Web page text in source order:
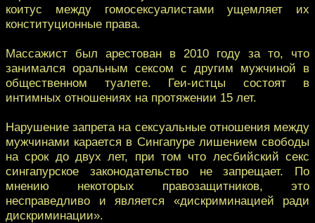
коитус между гомосексуалистами ущемляет их
конституционные права.
Массажист был арестован в 2010 году за то, что
занимался оральным сексом с другим мужчиной в
общественном туалете. Геи-истцы состоят в
интимных отношениях на протяжении 15 лет.
Нарушение запрета на сексуальные отношения между
мужчинами карается в Сингапуре лишением свободы
на срок до двух лет, при том что лесбийский секс
сингапурское законодательство не запрещает. По
мнению некоторых правозащитников, это
несправедливо и является «дискриминацией ради
дискриминации».